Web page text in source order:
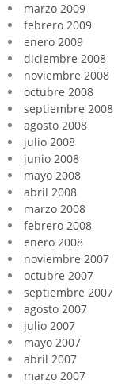
marzo 2009
febrero 2009
enero 2009
diciembre 2008
noviembre 2008
octubre 2008
septiembre 2008
agosto 2008
julio 2008
junio 2008
mayo 2008
abril 2008
marzo 2008
febrero 2008
enero 2008
noviembre 2007
octubre 2007
septiembre 2007
agosto 2007
julio 2007
mayo 2007
abril 2007
marzo 2007